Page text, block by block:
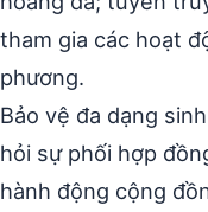
tham gia các hoạt
phương.
Bảo vệ đa dạng
hỏi sự phối hợp
hành động cộng